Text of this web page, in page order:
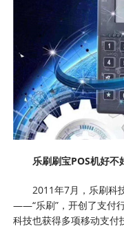
乐刷刷宝POS机好不
2011年7月，乐刷科
——“乐刷”，开创了支付
科技也获得多项移动支付